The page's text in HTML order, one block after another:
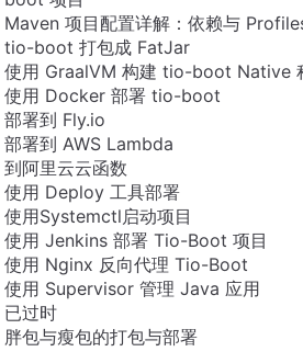
Maven 项目配置详解：依赖与
tio-boot 打包成 FatJar
使用 GraalVM 构建 tio-boot Native
使用 Docker 部署 tio-boot
部署到 Fly.io
部署到 AWS Lambda
到阿里云云函数
使用 Deploy 工具部署
使用Systemctl启动项目
使用 Jenkins 部署 Tio-Boot 项目
使用 Nginx 反向代理 Tio-Boot
使用 Supervisor 管理 Java 应用
已过时
胖包与瘦包的打包与部署